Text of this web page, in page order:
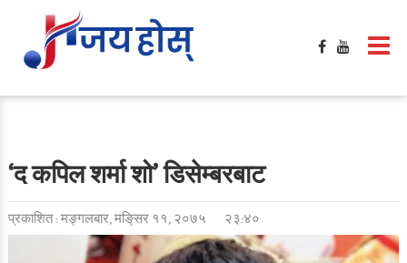
‘द कपिल शर्मा शो’ डिसेम्बरबाट
प्रकाशित : मङ्गलबार, मङि्सर ११, २०७५ २३:४०